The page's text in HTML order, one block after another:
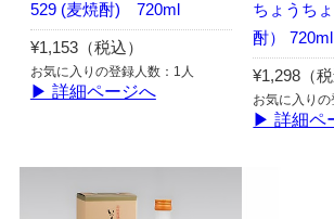
529 (麦焼酎) 720ml
¥1,153（税込）
お気に入りの登録人数：1人
▶ 詳細ページへ
ちょうち
酎）
¥1,298（税
お気に入りの
▶ 詳細ペ